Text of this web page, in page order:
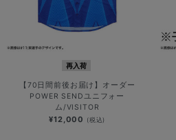
再入荷
【70日間前後お届け】オーダー
POWER SENDユニフォー
ム/VISITOR
¥12,000 (税込)